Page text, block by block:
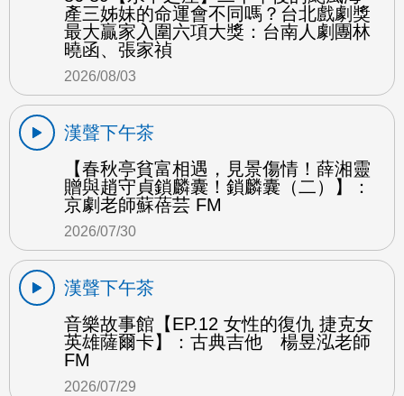
產三姊妹的命運會不同嗎？台北戲劇獎
最大贏家入圍六項大獎：台南人劇團林
曉函、張家禎
2026/08/03
漢聲下午茶
【春秋亭貧富相遇，見景傷情！薛湘靈
贈與趙守貞鎖麟囊！鎖麟囊（二）】：
京劇老師蘇蓓芸 FM
2026/07/30
漢聲下午茶
音樂故事館【EP.12 女性的復仇 捷克女
英雄薩爾卡】：古典吉他 楊昱泓老師
FM
2026/07/29